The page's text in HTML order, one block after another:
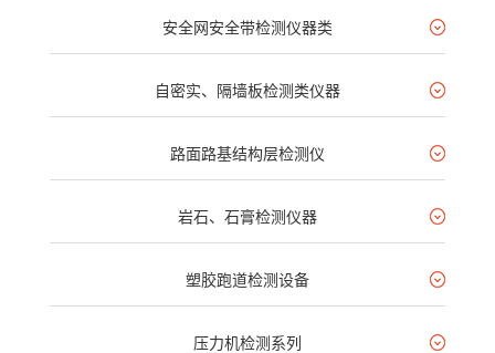
安全网安全带检测仪器类
自密实、隔墙板检测类仪器
路面路基结构层检测仪
岩石、石膏检测仪器
塑胶跑道检测设备
压力机检测系列